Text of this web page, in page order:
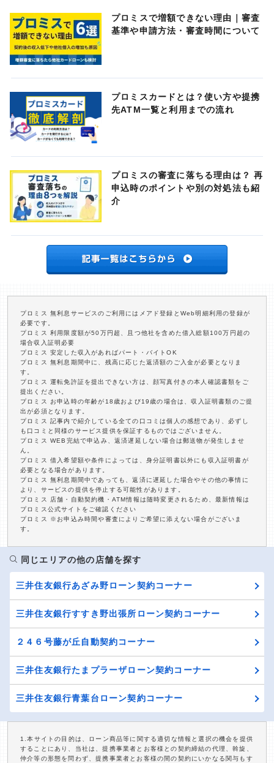
プロミスで増額できない理由｜審査
基準や申請方法・審査時間について
プロミスカードとは？使い方や提携
先ATM一覧と利用までの流れ
プロミスの審査に落ちる理由は？ 再
申込時のポイントや別の対処法も紹
介
プロミス 無利息サービスのご利用にはメアド登録とWeb明細利用の登録が
必要です。
プロミス 利用限度額が50万円超、且つ他社を含めた借入総額100万円超の
場合収入証明必要
プロミス 安定した収入があればパート・バイトOK
プロミス 無利息期間中に、残高に応じた返済額のご入金が必要となりま
す。
プロミス 運転免許証を提出できない方は、顔写真付きの本人確認書類をご
提出ください。
プロミス お申込時の年齢が18歳および19歳の場合は、収入証明書類のご提
出が必須となります。
プロミス 記事内で紹介している全ての口コミは個人の感想であり、必ずし
も口コミと同様のサービス提供を保証するものではございません。
プロミス WEB完結で申込み、返済遅延しない場合は郵送物が発生しませ
ん。
プロミス 借入希望額や条件によっては、身分証明書以外にも収入証明書が
必要となる場合があります。
プロミス 無利息期間中であっても、返済に遅延した場合やその他の事情に
より、サービスの提供を停止する可能性があります。
プロミス 店舗・自動契約機・ATM情報は随時変更されるため、最新情報は
プロミス公式サイトをご確認ください
プロミス ※お申込み時間や審査によりご希望に添えない場合がございま
す。
同じエリアの他の店舗を探す
三井住友銀行あざみ野ローン契約コーナー
三井住友銀行すすき野出張所ローン契約コーナー
２４６号藤が丘自動契約コーナー
三井住友銀行たまプラーザローン契約コーナー
三井住友銀行青葉台ローン契約コーナー
1.本サイトの目的は、ローン商品等に関する適切な情報と選択の機会を提供
することにあり、当社は、提携事業者とお客様との契約締結の代理、斡旋、
仲介等の形態を問わず、提携事業者とお客様の間の契約にいかなる関与もす